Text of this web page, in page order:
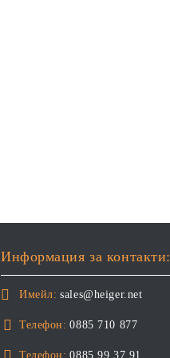
Информация за контакти:
Имейл: sales@heiger.net
Телефон: 0885 710 877
Телефон: 0885 99 37 91